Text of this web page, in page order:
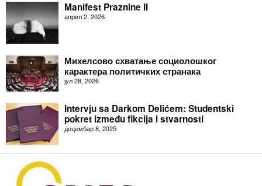
Manifest Praznine II
април 2, 2026
Михелсово схватање социолошког
карактера политичких странака
јул 28, 2026
Intervju sa Darkom Delićem: Studentski
pokret između fikcija i stvarnosti
децембар 8, 2025